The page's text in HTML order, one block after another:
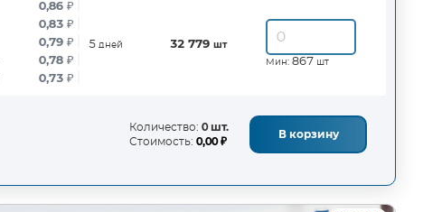
0,86 ₽
0,83 ₽
0,79 ₽
0,78 ₽
0,73 ₽
5 дней 32 779 шт
Мин: 867 шт
Количество: 0 шт.
Стоимость: 0,00 ₽
В корзину